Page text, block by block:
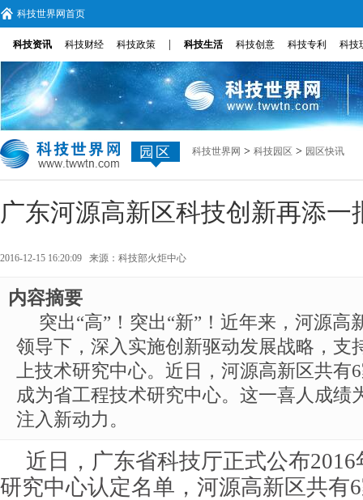
科技世界网首页
科技资讯 科技财经 科技政策 科技生活 科技创意 科技专利 科技
园区 科技世界网 > 科技园区 > 园区快讯
广东河源高新区科技创新再添一
2016-12-15 16:20:09 来源： 科技部火炬中心
内容摘要
突出“高”！突出“新”！近年来，河源高
领导下，深入实施创新驱动发展战略，支
上技术研究中心。近日，河源高新区共有
成为省工程技术研究中心。这一喜人成绩
注入新动力。
近日，广东省科技厅正式公布
研究中心认定名单，河源高新区共有